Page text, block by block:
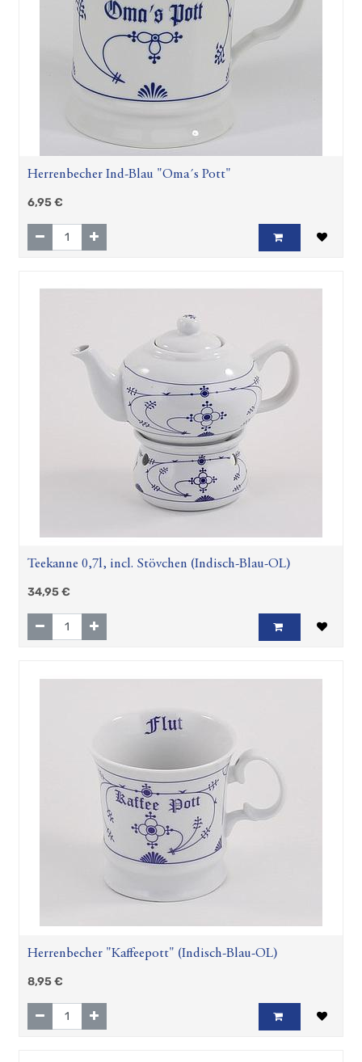
Herrenbecher Ind-Blau "Oma´s Pott"
6,95€
Teekanne 0,7l, incl. Stövchen (Indisch-Blau-OL)
34,95€
Herrenbecher "Kaffeepott" (Indisch-Blau-OL)
8,95€